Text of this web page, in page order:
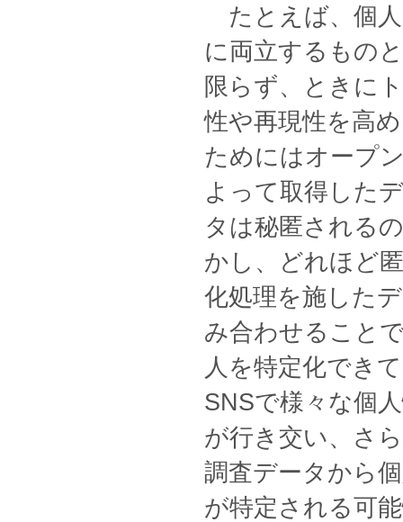
たとえば、個人
に両立するもの
限らず、ときに
性や再現性を高
ためにはオープ
よって取得した
タは秘匿される
かし、どれほど
化処理を施した
み合わせること
人を特定化でき
SNSで様々な個
が行き交い、さ
調査データから
が特定される可